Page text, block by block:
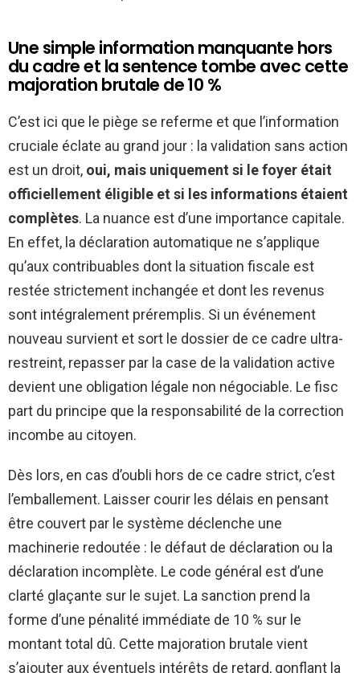
Une simple information manquante hors
du cadre et la sentence tombe avec cette
majoration brutale de 10 %
C’est ici que le piège se referme et que l’information
cruciale éclate au grand jour : la validation sans action
est un droit, oui, mais uniquement si le foyer était
officiellement éligible et si les informations étaient
complètes. La nuance est d’une importance capitale.
En effet, la déclaration automatique ne s’applique
qu’aux contribuables dont la situation fiscale est
restée strictement inchangée et dont les revenus
sont intégralement préremplis. Si un événement
nouveau survient et sort le dossier de ce cadre ultra-
restreint, repasser par la case de la validation active
devient une obligation légale non négociable. Le fisc
part du principe que la responsabilité de la correction
incombe au citoyen.
Dès lors, en cas d’oubli hors de ce cadre strict, c’est
l’emballement. Laisser courir les délais en pensant
être couvert par le système déclenche une
machinerie redoutée : le défaut de déclaration ou la
déclaration incomplète. Le code général est d’une
clarté glaçante sur le sujet. La sanction prend la
forme d’une pénalité immédiate de 10 % sur le
montant total dû. Cette majoration brutale vient
s’ajouter aux éventuels intérêts de retard, gonflant la